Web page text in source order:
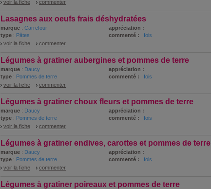
voir la fiche
commenter
Lasagnes aux oeufs frais déshydratées
marque : Carrefour
appréciation :
type : Pâtes commenté :
fois
voir la fiche
commenter
Légumes à gratiner aubergines et pommes de terre
marque : Daucy
appréciation :
type : Pommes de terre commenté :
fois
voir la fiche
commenter
Légumes à gratiner choux fleurs et pommes de terre
marque : Daucy
appréciation :
type : Pommes de terre commenté :
fois
voir la fiche
commenter
Légumes à gratiner endives, carottes et pommes de terre
marque : Daucy
appréciation :
type : Pommes de terre commenté :
fois
voir la fiche
commenter
Légumes à gratiner poireaux et pommes de terre